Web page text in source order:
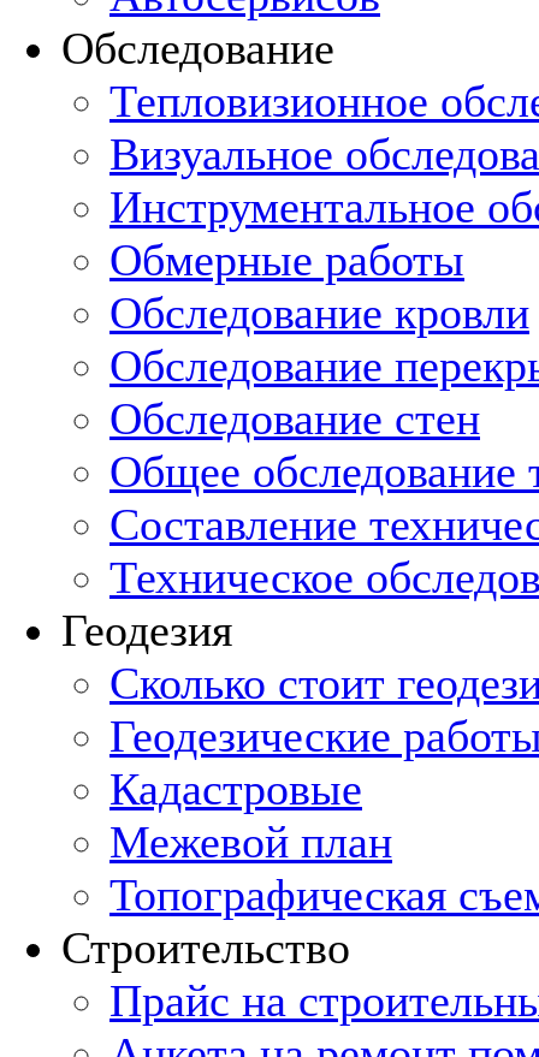
Обследование
Тепловизионное
Визуальное
Инструментальное
Обмерные работы
Обследование кровли
Обследование
Обследование стен
Общее обследование
Составление
Техническое
Геодезия
Cколько стоит
Геодезические
Кадастровые
Межевой план
Топографическая
Строительство
Прайс на